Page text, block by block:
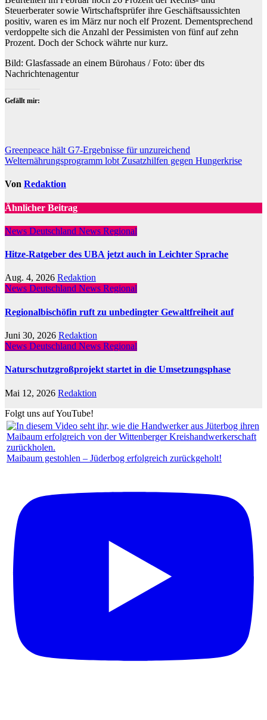
Steuerberater sowie Wirtschaftsprüfer ihre Geschäftsaussichten
positiv, waren es im März nur noch elf Prozent. Dementsprechend
verdoppelte sich die Anzahl der Pessimisten von fünf auf zehn
Prozent. Doch der Schock währte nur kurz.
Bild: Glasfassade an einem Bürohaus / Foto: über dts
Nachrichtenagentur
Gefällt mir:
Beitragsnavigation
Greenpeace hält G7-Ergebnisse für unzureichend
Welternährungsprogramm lobt Zusatzhilfen gegen Hungerkrise
Von Redaktion
Ähnlicher Beitrag
News Deutschland News Regional
Hitze-Ratgeber des UBA jetzt auch in Leichter Sprache
Aug. 4, 2026 Redaktion
News Deutschland News Regional
Regionalbischöfin ruft zu unbedingter Gewaltfreiheit auf
Juni 30, 2026 Redaktion
News Deutschland News Regional
Naturschutzgroßprojekt startet in die Umsetzungsphase
Mai 12, 2026 Redaktion
Folgt uns auf YouTube!
Maibaum gestohlen – Jüderbog erfolgreich zurückgeholt!